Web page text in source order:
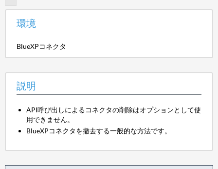
環境
BlueXPコネクタ
説明
API呼び出しによるコネクタの削除はオプションとして使
用できません。
BlueXPコネクタを撤去する一般的な方法です。